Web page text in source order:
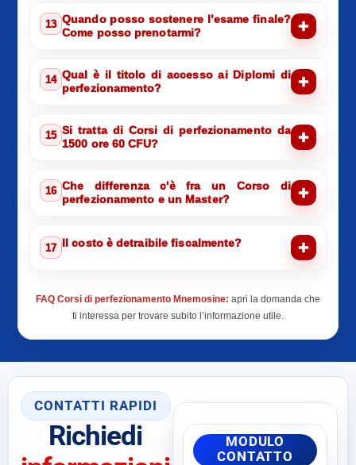
13 Quando posso sostenere l’esame finale?
Come posso prenotarmi?
14 Qual è il titolo di accesso ai Diplomi di
perfezionamento?
15 Si tratta di Corsi di perfezionamento da
1500 ore 60 CFU?
16 Che differenza c'è fra un Corso di
perfezionamento e un Master?
17 Il costo è detraibile fiscalmente?
FAQ Corsi di perfezionamento Mnemosine: apri la domanda che
ti interessa per trovare subito l’informazione utile.
CONTATTI RAPIDI
Richiedi
MODULO
CONTATTO